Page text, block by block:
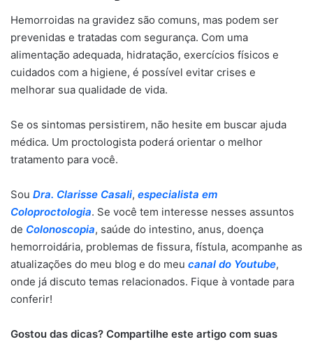
Hemorroidas na gravidez são comuns, mas podem ser
prevenidas e tratadas com segurança. Com uma
alimentação adequada, hidratação, exercícios físicos e
cuidados com a higiene, é possível evitar crises e
melhorar sua qualidade de vida.
Se os sintomas persistirem, não hesite em buscar ajuda
médica. Um proctologista poderá orientar o melhor
tratamento para você.
Sou Dra. Clarisse Casali, especialista em
Coloproctologia. Se você tem interesse nesses assuntos
de Colonoscopia, saúde do intestino, anus, doença
hemorroidária, problemas de fissura, fístula, acompanhe as
atualizações do meu blog e do meu canal do Youtube,
onde já discuto temas relacionados. Fique à vontade para
conferir!
Gostou das dicas? Compartilhe este artigo com suas